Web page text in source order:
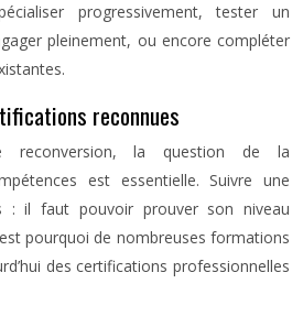
progressivement, tester un
pleinement, ou encore compléter
reconnues
reconversion, la question de la
est essentielle. Suivre une
: il faut pouvoir prouver son niveau
pourquoi de nombreuses formations
des certifications professionnelles